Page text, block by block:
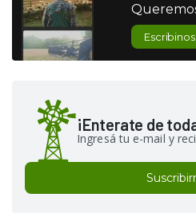
Escribinos
¡Enterate de
Ingresá tu e-mail y